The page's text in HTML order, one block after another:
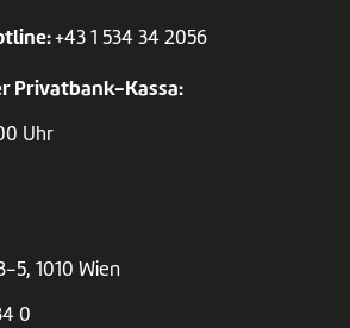
+43 1 534 34 2056
Privatbank-Kassa:
Uhr
5, 1010 Wien
0